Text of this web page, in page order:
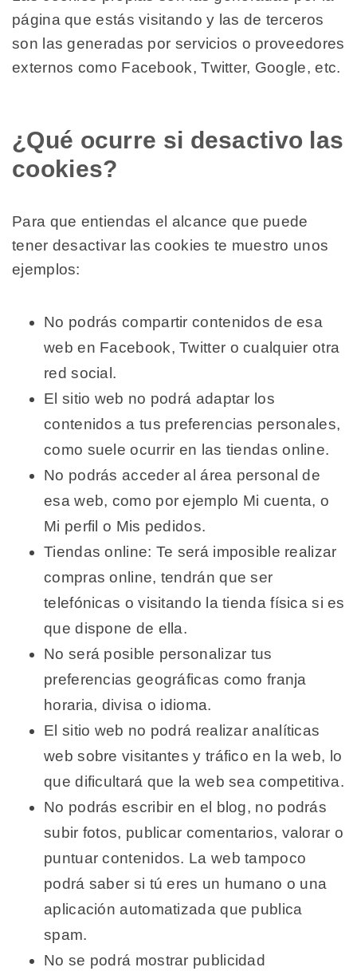
página que estás visitando y las de terceros
son las generadas por servicios o proveedores
externos como Facebook, Twitter, Google, etc.
¿Qué ocurre si desactivo las
cookies?
Para que entiendas el alcance que puede
tener desactivar las cookies te muestro unos
ejemplos:
No podrás compartir contenidos de esa
web en Facebook, Twitter o cualquier otra
red social.
El sitio web no podrá adaptar los
contenidos a tus preferencias personales,
como suele ocurrir en las tiendas online.
No podrás acceder al área personal de
esa web, como por ejemplo Mi cuenta, o
Mi perfil o Mis pedidos.
Tiendas online: Te será imposible realizar
compras online, tendrán que ser
telefónicas o visitando la tienda física si es
que dispone de ella.
No será posible personalizar tus
preferencias geográficas como franja
horaria, divisa o idioma.
El sitio web no podrá realizar analíticas
web sobre visitantes y tráfico en la web, lo
que dificultará que la web sea competitiva.
No podrás escribir en el blog, no podrás
subir fotos, publicar comentarios, valorar o
puntuar contenidos. La web tampoco
podrá saber si tú eres un humano o una
aplicación automatizada que publica
spam.
No se podrá mostrar publicidad